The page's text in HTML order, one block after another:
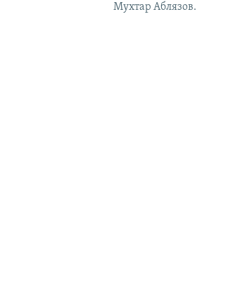
Мухтар Аблязов.